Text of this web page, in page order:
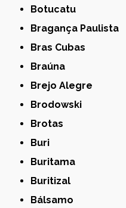
Botucatu
Bragança Paulista
Bras Cubas
Braúna
Brejo Alegre
Brodowski
Brotas
Buri
Buritama
Buritizal
Bálsamo